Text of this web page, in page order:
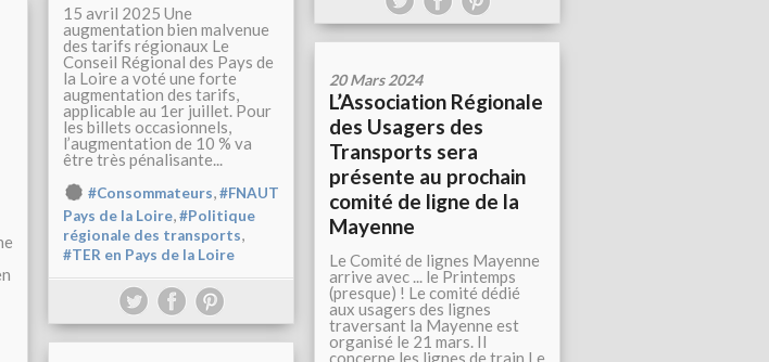
15 avril 2025 Une
augmentation bien malvenue
des tarifs régionaux Le
Conseil Régional des Pays de
la Loire a voté une forte
augmentation des tarifs,
applicable au 1er juillet. Pour
les billets occasionnels,
l’augmentation de 10 % va
être très pénalisante...
#Consommateurs,#FNAUT
Pays de la Loire,#Politique
régionale des transports,
#TER en Pays de la Loire
20 Mars 2024
L’Association Régionale
des Usagers des
Transports sera
présente au prochain
comité de ligne de la
Mayenne
Le Comité de lignes Mayenne
arrive avec ... le Printemps
(presque) ! Le comité dédié
aux usagers des lignes
traversant la Mayenne est
organisé le 21 mars. Il
concerne les lignes de train Le